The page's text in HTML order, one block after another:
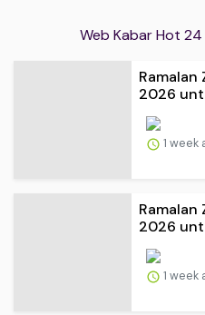
Web Kabar Hot
Ramalan
2026
1 week
Ramalan
2026
1 week